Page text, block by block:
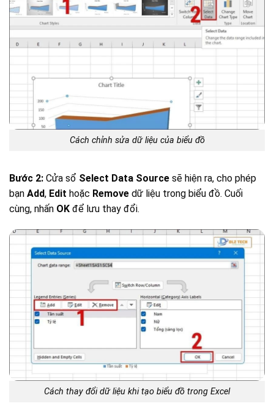
Cách chỉnh sửa dữ liệu của biểu đồ
Bước 2: Cửa sổ Select Data Source sẽ hiện ra, cho phép
bạn Add, Edit hoặc Remove dữ liệu trong biểu đồ. Cuối
cùng, nhấn OK để lưu thay đổi.
Cách thay đổi dữ liệu khi tạo biểu đồ trong Excel